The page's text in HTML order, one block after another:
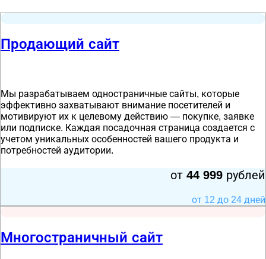
Продающий сайт
Мы разрабатываем одностраничные сайты, которые
эффективно захватывают внимание посетителей и
мотивируют их к целевому действию — покупке, заявке
или подписке. Каждая посадочная страница создается с
учетом уникальных особенностей вашего продукта и
потребностей аудитории.
от 44 999 рублей
от 12 до 24 дней
Многостраничный сайт